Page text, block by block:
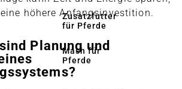
Zusatzfutter
für Pferde
Mash für
Pferde
höhere Anfangsinvestition.
Planung und